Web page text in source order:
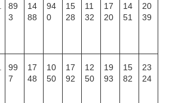
89
3
14
88
94
0
15
28
11
32
17
20
14
51
20
39
99
7
17
48
10
50
17
92
12
50
19
93
15
82
23
24